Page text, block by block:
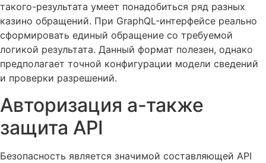
такого-результата умеет понадобиться ряд разных
казино обращений. При GraphQL-интерфейсе реально
сформировать единый обращение со требуемой
логикой результата. Данный формат полезен, однако
предполагает точной конфигурации модели сведений
и проверки разрешений.
Авторизация а-также
защита API
Безопасность является значимой составляющей API